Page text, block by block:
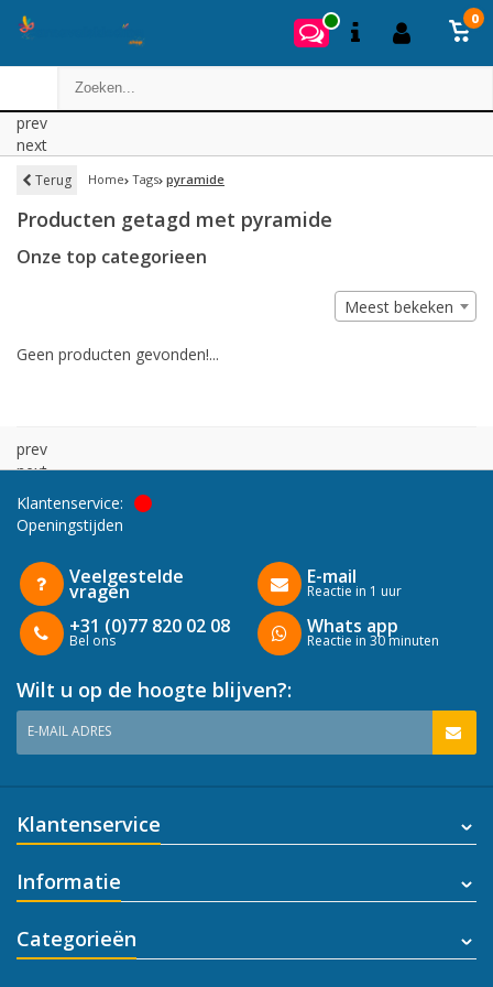
0
prev
next
Terug Home Tags pyramide
Producten getagd met pyramide
Onze top categorieen
Meest bekeken
Geen producten gevonden!...
prev
next
Klantenservice:
Openingstijden
Veelgestelde
vragen
+31 (0)77 820 02 08
Bel ons
E-mail
Reactie in 1 uur
Whats app
Reactie in 30 minuten
Wilt u op de hoogte blijven?:
E-MAIL ADRES
Klantenservice
Informatie
Categorieën